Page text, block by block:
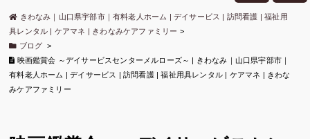
きわなみ｜山口県宇部市｜有料老人ホーム | デイサービス | 訪問看護 | 福祉用
具レンタル | ケアマネ | きわなみケアファミリー >
ブログ >
映画鑑賞会 ～デイサービスセンターメルローズ～ | きわなみ｜山口県宇部市｜
有料老人ホーム | デイサービス | 訪問看護 | 福祉用具レンタル | ケアマネ | きわな
みケアファミリー